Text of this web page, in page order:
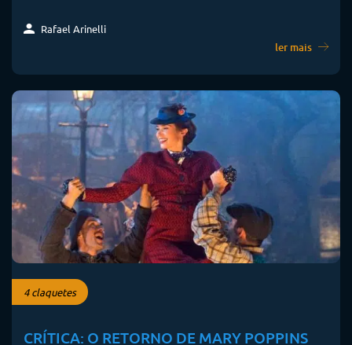
Rafael Arinelli
ler mais
4 claquetes
CRÍTICA: O RETORNO DE MARY POPPINS